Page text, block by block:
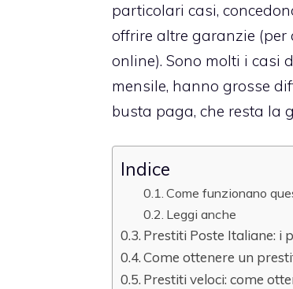
particolari casi,
offrire altre garanzie (per
online). Sono molti i casi
mensile, hanno grosse
busta paga, che resta la
Indice
Come funzionano
Leggi anche
Prestiti Poste Italiane: i
Come ottenere un
Prestiti veloci: come